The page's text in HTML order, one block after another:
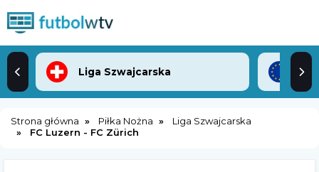
Liga Szwajcarska
Strona główna Piłka Nożna
Liga Szwajcarska
FC Luzern - FC Zürich